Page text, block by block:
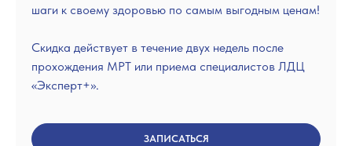
шаги к своему здоровью по самым выгодным ценам!
Скидка действует в течение двух недель после
прохождения МРТ или приема специалистов ЛДЦ
«Эксперт+».
ЗАПИСАТЬСЯ